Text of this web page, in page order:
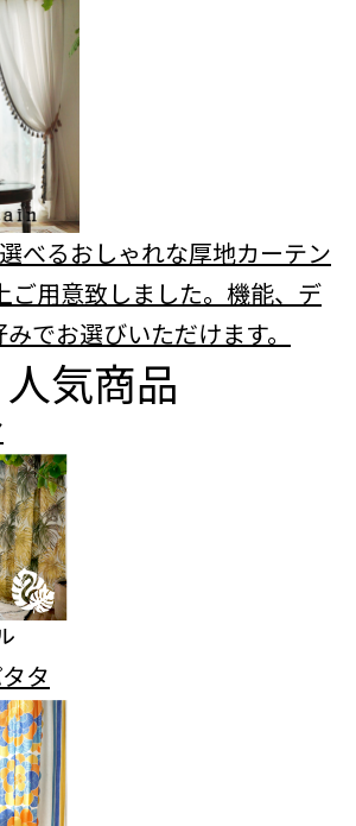
べるおしゃれな厚地カーテン
ご用意致しました。機能、デ
でお選びいただけます。
人気商品